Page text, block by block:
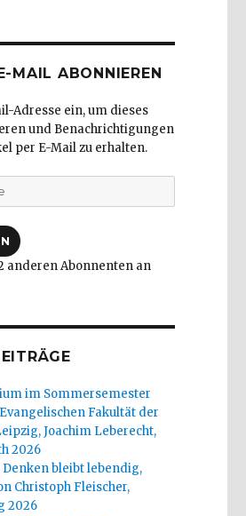
MAIL ABONNIEREN
Adresse ein, um dieses
und Benachrichtigungen
per E-Mail zu erhalten.
anderen Abonnenten an
im Sommersemester
Fakultät der
Joachim Leberecht,
2026
bleibt lebendig,
Christoph Fleischer,
2026